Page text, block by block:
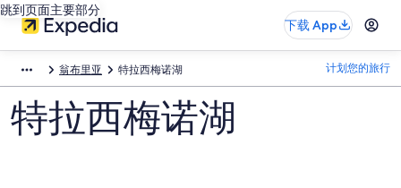
跳到页面主要部分
下载 App
翁布里亚 特拉西梅诺湖 计划您的旅行
特拉西梅诺湖